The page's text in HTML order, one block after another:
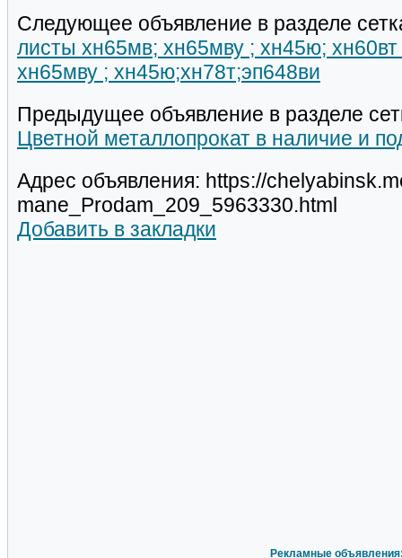
Следующее объявление в разделе
листы хн65мв; хн65мву ; хн45ю;
хн65мву ; хн45ю;хн78т;эп648ви
Предыдущее объявление в разделе
Цветной металлопрокат в наличие и
Адрес объявления: https://
mane_Prodam_209_5963330.html
Добавить в закладки
Рекламные